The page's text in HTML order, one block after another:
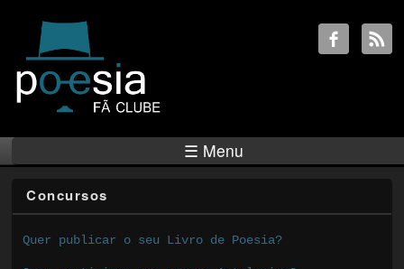
☰ Menu
Concursos
Quer publicar o seu Livro de Poesia?